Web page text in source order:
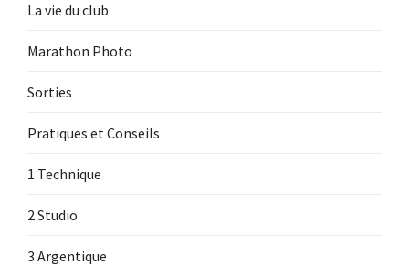
La vie du club
Marathon Photo
Sorties
Pratiques et Conseils
1 Technique
2 Studio
3 Argentique